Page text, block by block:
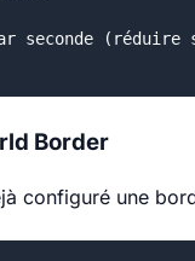
seconde (réduire
Border
configuré une